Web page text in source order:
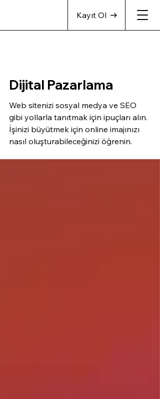
Kayıt Ol
Dijital Pazarlama
Web sitenizi sosyal medya ve SEO
gibi yollarla tanıtmak için ipuçları alın.
İşinizi büyütmek için online imajınızı
nasıl oluşturabileceğinizi öğrenin.